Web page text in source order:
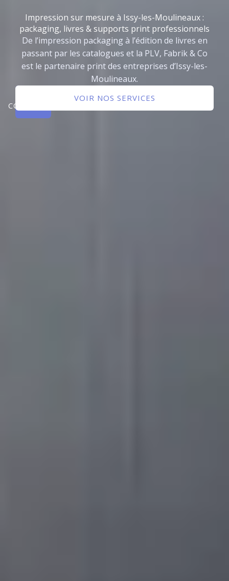
Impression sur mesure à Issy-les-Moulineaux :
packaging, livres & supports print professionnels
De l’impression packaging à l’édition de livres en
passant par les catalogues et la PLV, Fabrik & Co
est le partenaire print des entreprises d’Issy-les-
Moulineaux.
CONTACTER
VOIR NOS SERVICES